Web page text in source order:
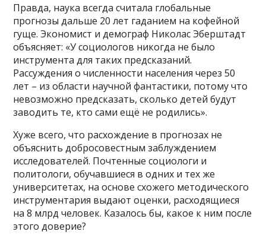
Правда, наука всегда считала глобальные
прогнозы дальше 20 лет гаданием на кофейной
гуще. Экономист и демограф Николас Эберштадт
объясняет: «У социологов никогда не было
инструмента для таких предсказаний.
Рассуждения о численности населения через 50
лет – из области научной фантастики, потому что
невозможно предсказать, сколько детей будут
заводить те, кто сами ещё не родились».
Хуже всего, что расхождение в прогнозах не
объяснить добросовестным заблуждением
исследователей. Почтенные социологи и
политологи, обучавшиеся в одних и тех же
университетах, на основе схожего методического
инструментария выдают оценки, расходящиеся
на 8 млрд человек. Казалось бы, какое к ним после
этого доверие?